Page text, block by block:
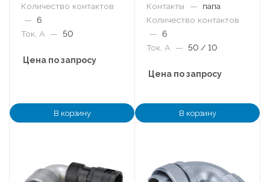
Количество контактов
— 6
Ток, А
— 50
Цена по запросу
В корзину
Контакты —
папа
Количество контактов
— 6
Ток, А
— 50 / 10
Цена по запросу
В корзину